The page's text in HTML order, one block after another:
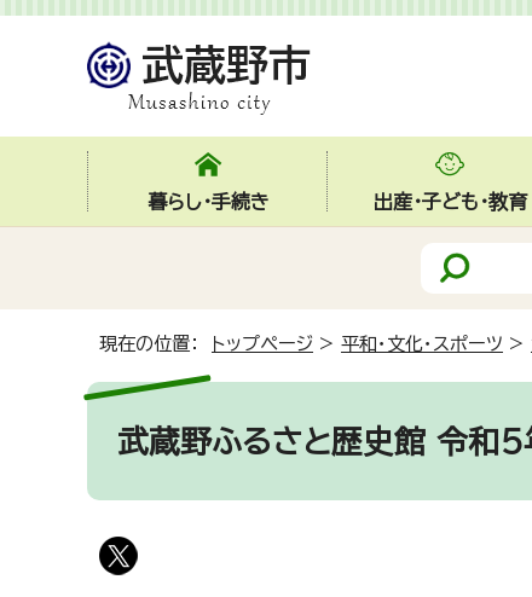
暮らし・手続き 出産・子ども・教育
現在の位置： トップページ > 平和・文化・スポーツ >
武蔵野ふるさと歴史館 令和5